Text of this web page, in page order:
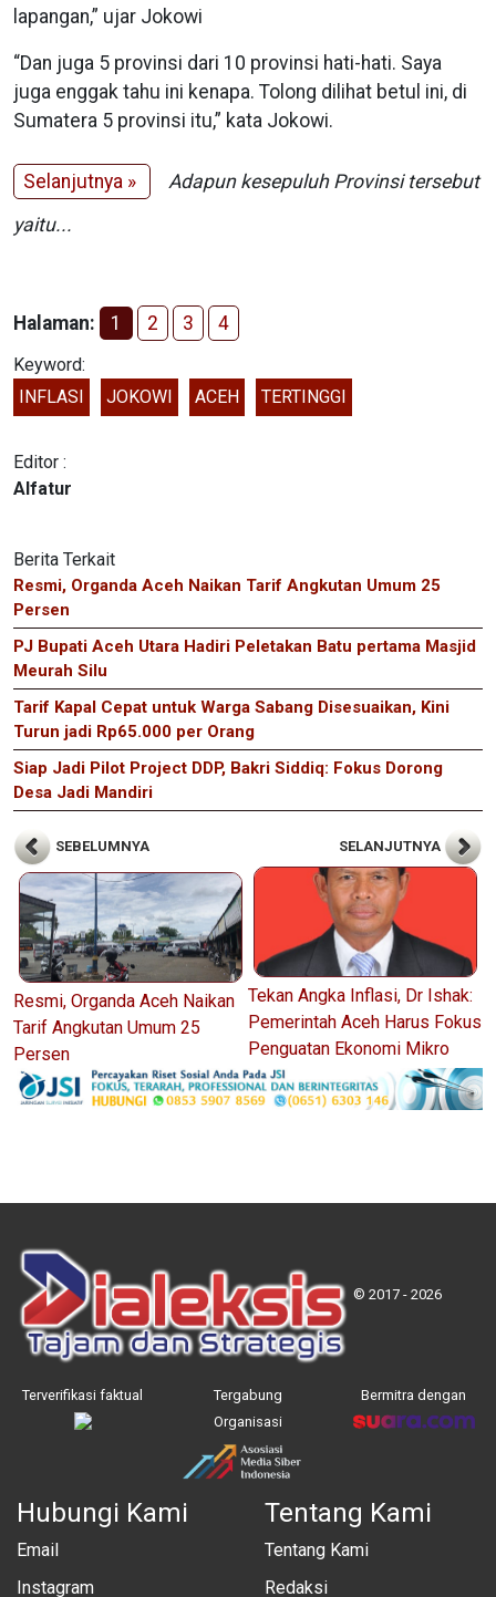
lapangan,” ujar Jokowi
“Dan juga 5 provinsi dari 10 provinsi hati-hati. Saya
juga enggak tahu ini kenapa. Tolong dilihat betul ini, di
Sumatera 5 provinsi itu,” kata Jokowi.
Selanjutnya »
Adapun kesepuluh Provinsi tersebut
yaitu...
Halaman: 1 2 3 4
Keyword:
INFLASI
JOKOWI ACEH TERTINGGI
Editor :
Alfatur
Berita Terkait
Resmi, Organda Aceh Naikan Tarif Angkutan Umum 25
Persen
PJ Bupati Aceh Utara Hadiri Peletakan Batu pertama Masjid
Meurah Silu
Tarif Kapal Cepat untuk Warga Sabang Disesuaikan, Kini
Turun jadi Rp65.000 per Orang
Siap Jadi Pilot Project DDP, Bakri Siddiq: Fokus Dorong
Desa Jadi Mandiri
SEBELUMNYA
Resmi, Organda Aceh Naikan
Tarif Angkutan Umum 25
Persen
SELANJUTNYA
Tekan Angka Inflasi, Dr Ishak:
Pemerintah Aceh Harus Fokus
Penguatan Ekonomi Mikro
© 2017 - 2026
Terverifikasi faktual
Tergabung
Organisasi
Bermitra dengan
Hubungi Kami
Email
Instagram
Tentang Kami
Tentang Kami
Redaksi